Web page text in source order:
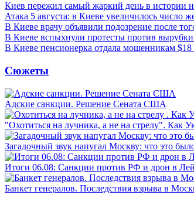
Киев пережил самый жаркий день в истории
Атака 5 августа: в Киеве увеличилось число
В Киеве врачу объявили подозрение после
В Киеве вспыхнули протесты против вырубки
В Киеве пенсионерка отдала мошенникам
Сюжеты
Адские санкции. Решение Сената США
"Охотиться на лучника, а не на стрелу". Как
Загадочный звук напугал Москву: что это
Итоги 06.08: Санкции против РФ и дрон в
Банкет генералов. Последствия взрыва в